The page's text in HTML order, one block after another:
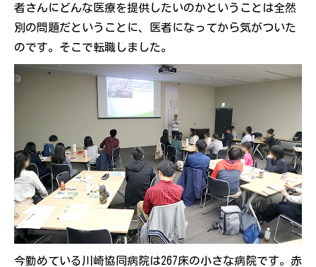
者さんにどんな医療を提供したいのかということは全然
別の問題だということに、医者になってから気がついた
のです。そこで転職しました。
今勤めている川崎協同病院は267床の小さな病院です。赤